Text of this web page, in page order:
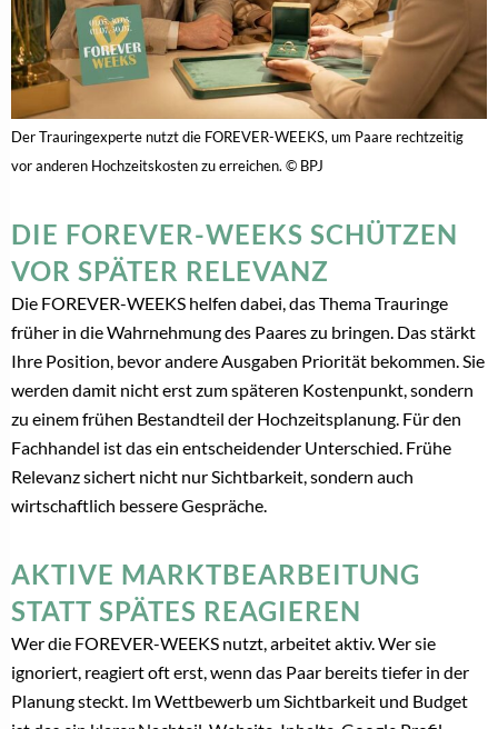
Der Trauringexperte nutzt die FOREVER-WEEKS, um Paare rechtzeitig
vor anderen Hochzeitskosten zu erreichen. © BPJ
DIE FOREVER-WEEKS SCHÜTZEN
VOR SPÄTER RELEVANZ
Die FOREVER-WEEKS helfen dabei, das Thema Trauringe
früher in die Wahrnehmung des Paares zu bringen. Das stärkt
Ihre Position, bevor andere Ausgaben Priorität bekommen. Sie
werden damit nicht erst zum späteren Kostenpunkt, sondern
zu einem frühen Bestandteil der Hochzeitsplanung. Für den
Fachhandel ist das ein entscheidender Unterschied. Frühe
Relevanz sichert nicht nur Sichtbarkeit, sondern auch
wirtschaftlich bessere Gespräche.
AKTIVE MARKTBEARBEITUNG
STATT SPÄTES REAGIEREN
Wer die FOREVER-WEEKS nutzt, arbeitet aktiv. Wer sie
ignoriert, reagiert oft erst, wenn das Paar bereits tiefer in der
Planung steckt. Im Wettbewerb um Sichtbarkeit und Budget